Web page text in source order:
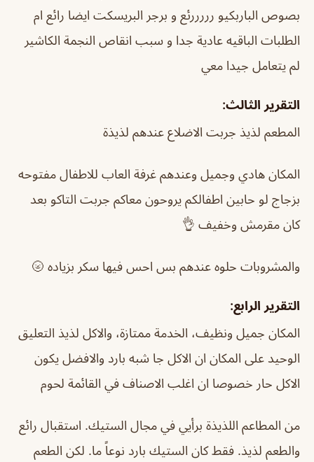
بصوص الباربكيو رررررئع و برجر البريسكت ايضا رائع ام
الطلبات الباقيه عادية جدا و سبب انقاص النجمة الكاشير
لم يتعامل جيدا معي
التقرير الثالث:
المطعم لذيذ جربت الاضلاع عندهم لذيذة
المكان هادي وجميل وعندهم غرفة العاب للاطفال مفتوحه
بزجاج لو حابين اطفالكم يروحون معاكم جربت التاكو بعد
كان مقرمش وخفيف 👌
والمشروبات حلوه عندهم بس احس فيها سكر بزياده 🌝
التقرير الرابع:
المكان جميل ونظيف، الخدمة ممتازة، والاكل لذيذ التعليق
الوحيد على المكان ان الاكل جا شبه بارد والافضل يكون
الاكل حار خصوصا ان اغلب الاصناف في القائمة لحوم
من المطاعم اللذيذة برأيي في مجال الستيك. استقبال رائع
والطعم لذيذ. فقط كان الستيك بارد نوعاً ما. لكن الطعم